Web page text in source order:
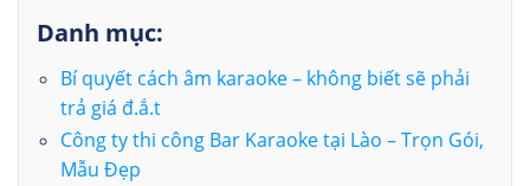
Danh mục:
Bí quyết cách âm karaoke – không biết sẽ phải
trả giá đ.ắ.t
Công ty thi công Bar Karaoke tại Lào – Trọn Gói,
Mẫu Đẹp